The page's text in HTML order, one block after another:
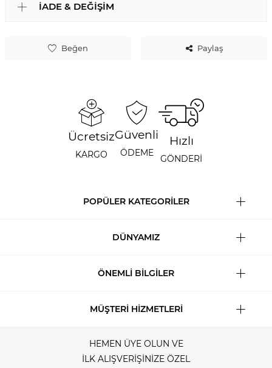
Beğen Paylaş
İADE & DEĞIŞIM
Ücretsiz
KARGO
Güvenli
ÖDEME
Hızlı
GÖNDERİ
POPÜLER KATEGORİLER
DÜNYAMIZ
ÖNEMLİ BİLGİLER
MÜŞTERİ HİZMETLERİ
HEMEN ÜYE OLUN VE
İLK ALIŞVERİŞİNİZE ÖZEL